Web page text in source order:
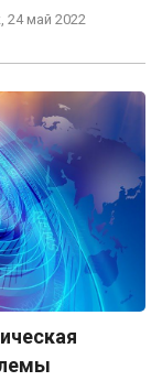
24 май 2022